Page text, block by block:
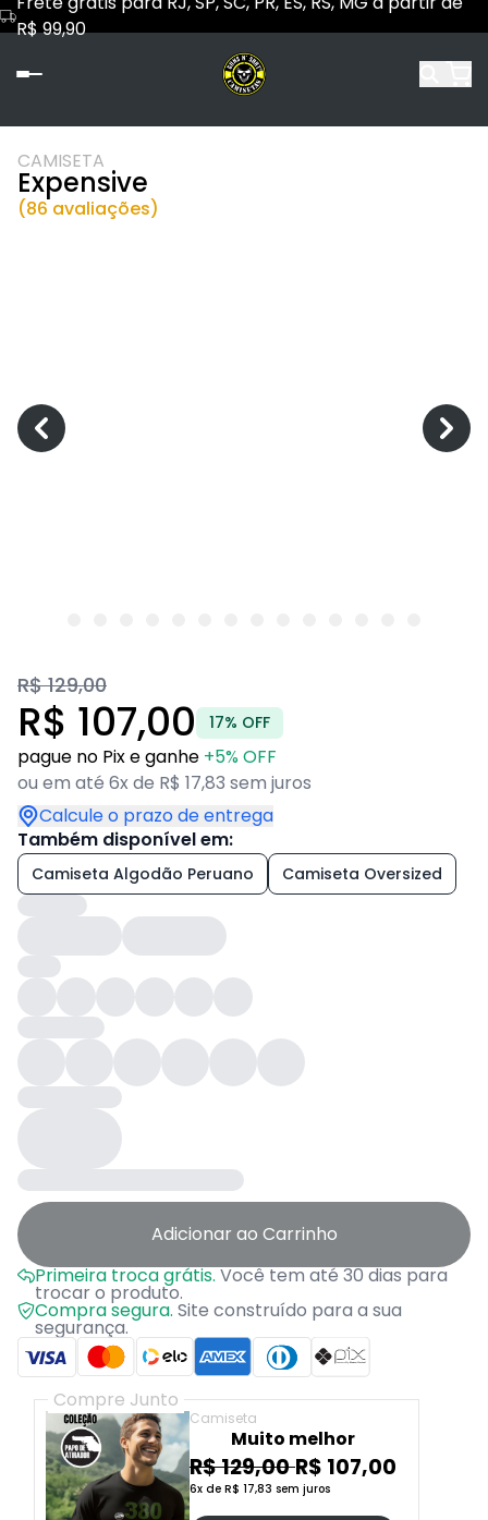
R$ 99,90
CAMISETA
Expensive
(86 avaliações)
R$ 129,00
R$ 107,00 17% OFF
pague no Pix e ganhe +5% OFF
ou em até 6x de R$ 17,83 sem juros
Calcule o prazo de entrega
Também disponível em:
Camiseta Algodão Peruano Camiseta Oversized
Adicionar ao Carrinho
Primeira troca grátis.Você tem até 30 dias para
trocar o produto.
Compra segura. Site construído para a sua
segurança.
Compre Junto
Camiseta
Muito melhor
R$ 129,00 R$ 107,00
6x de R$ 17,83 sem juros